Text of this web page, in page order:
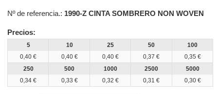
Nº de referencia.: 1990-Z CINTA SOMBRERO NON WOVEN
Precios:
5
0,40 €
10
0,40 €
25
0,40 €
50
0,37 €
100
0,35 €
250
0,34 €
500
0,33 €
1000
0,32 €
2500
0,31 €
5000
0,30 €